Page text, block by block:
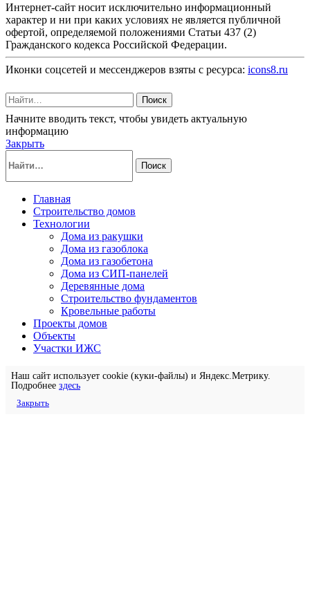
Интернет-сайт носит исключительно информационный
характер и ни при каких условиях не является публичной
офертой, определяемой положениями Статьи 437 (2)
Гражданского кодекса Российской Федерации.
Иконки соцсетей и мессенджеров взяты с ресурса: icons8.ru
Поиск
Начните вводить текст, чтобы увидеть актуальную
информацию
Закрыть
Поиск
Главная
Строительство домов
Технологии
Дома из ракушки
Дома из газоблока
Дома из газобетона
Дома из СИП-панелей
Деревянные дома
Строительство фундаментов
Кровельные работы
Проекты домов
Объекты
Участки ИЖС
Наш сайт использует cookie (куки-файлы) и Яндекс.Метрику.
Подробнее здесь
Закрыть